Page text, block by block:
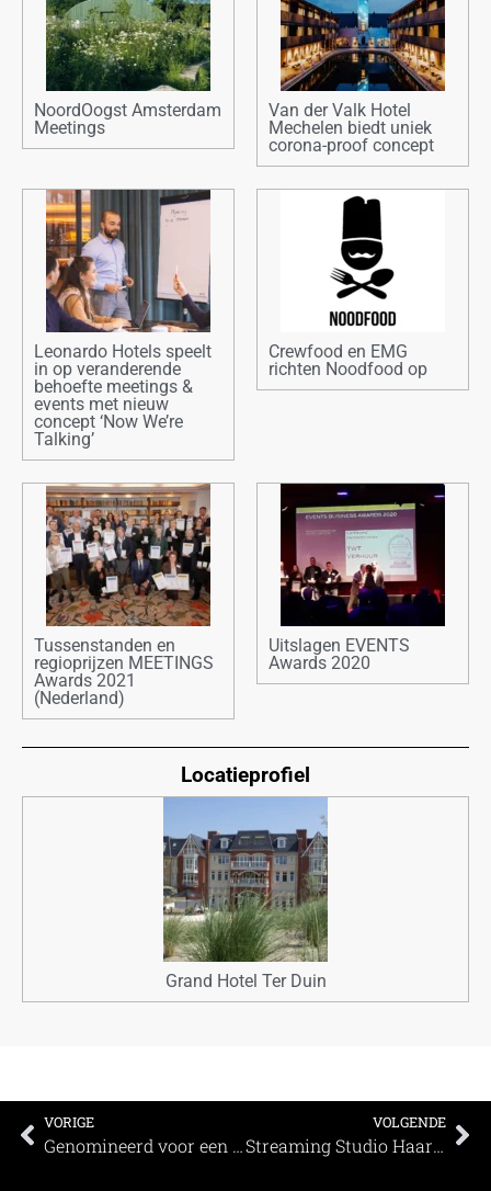
NoordOogst Amsterdam
Meetings
Van der Valk Hotel
Mechelen biedt uniek
corona-proof concept
Leonardo Hotels speelt
in op veranderende
behoefte meetings &
events met nieuw
concept ‘Now We’re
Talking’
Crewfood en EMG
richten Noodfood op
Tussenstanden en
regioprijzen MEETINGS
Awards 2021
(Nederland)
Uitslagen EVENTS
Awards 2020
Locatieprofiel
Grand Hotel Ter Duin
VORIGE
Genomineerd voor een MEETINGS Award: Postillion Convention Centre Amsterdam
VOLGENDE
Streaming Studio Haarlemmermeer Plug & Play concept voor communicatieprofessionals